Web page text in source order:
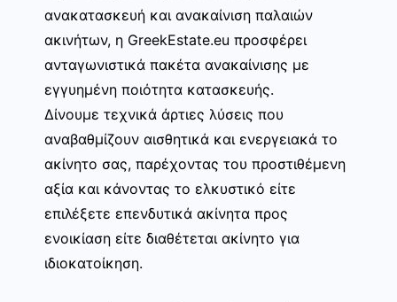
ανακατασκευή και ανακαίνιση παλαιών
ακινήτων, η GreekEstate.eu προσφέρει
ανταγωνιστικά πακέτα ανακαίνισης με
εγγυημένη ποιότητα κατασκευής.
Δίνουμε τεχνικά άρτιες λύσεις που
αναβαθμίζουν αισθητικά και ενεργειακά το
ακίνητο σας, παρέχοντας του προστιθέμενη
αξία και κάνοντας το ελκυστικό είτε
επιλέξετε επενδυτικά ακίνητα προς
ενοικίαση είτε διαθέτεται ακίνητο για
ιδιοκατοίκηση.